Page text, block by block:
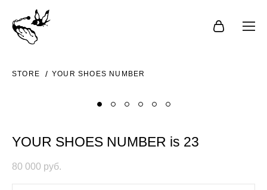
STORE YOUR SHOES NUMBER
YOUR SHOES NUMBER is 23
80 000 pуб.